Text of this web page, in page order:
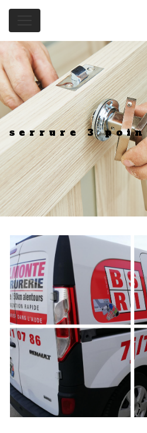
Panneau de gestion des cookies
serrure 3